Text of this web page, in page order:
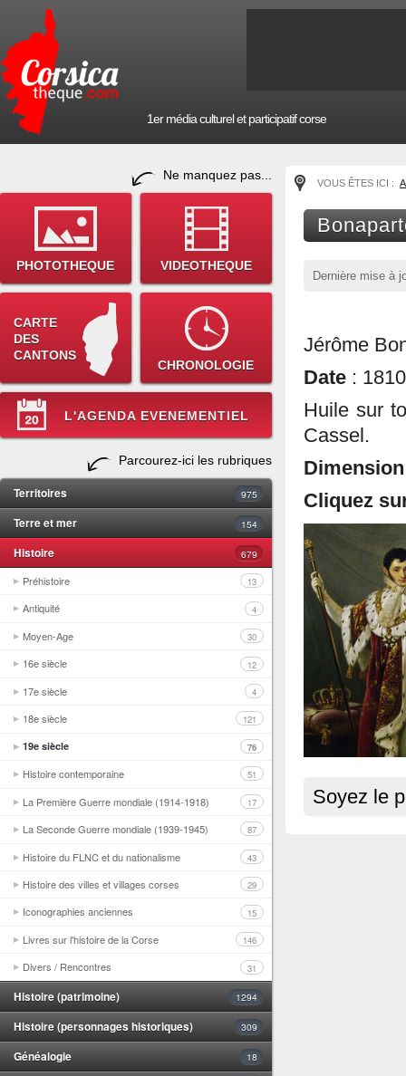
1er média culturel et participatif corse
Ne manquez pas...
PHOTOTHEQUE VIDEOTHEQUE
CARTE
DES
CANTONS
CHRONOLOGIE
L'AGENDA EVENEMENTIEL
Parcourez-ici les rubriques
Territoires 975
Terre et mer 154
Histoire 679
Préhistoire 13
Antiquité 4
Moyen-Age 30
16e siècle 12
17e siècle 4
18e siècle 121
19e siècle 76
Histoire contemporaine 51
La Première Guerre mondiale (1914-1918) 17
La Seconde Guerre mondiale (1939-1945) 87
Histoire du FLNC et du nationalisme 43
Histoire des villes et villages corses 29
Iconographies anciennes 15
Livres sur l'histoire de la Corse 146
Divers / Rencontres 31
Histoire (patrimoine) 1294
Histoire (personnages historiques) 309
Généalogie 18
VOUS ÊTES ICI :
Dernière mise à
Jérôme
Date : 1810
Huile sur
Cassel.
Dimension
Cliquez
Soyez le